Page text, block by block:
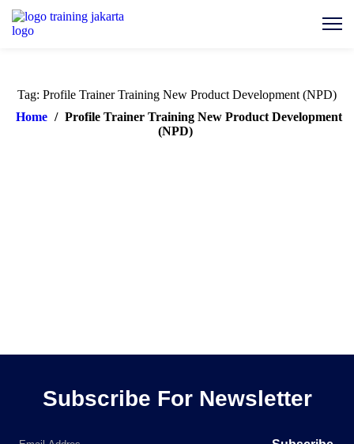
Tag: Profile Trainer Training New Product Development (NPD)
Home / Profile Trainer Training New Product Development
(NPD)
Subscribe For Newsletter